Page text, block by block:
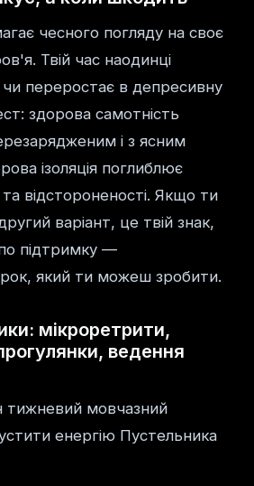
чесного погляду на своє
Твій час наодинці
переростає в депресивну
здорова самотність
і з ясним
ізоляція поглиблює
відстороненості. Якщо ти
варіант, це твій знак,
підтримку —
який ти можеш зробити.
мікроретрити,
ведення
тижневий мовчазний
енергію Пустельника